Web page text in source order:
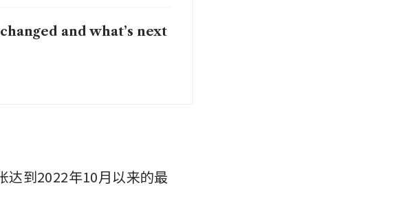
and what’s next
达到2022年10月以来的最